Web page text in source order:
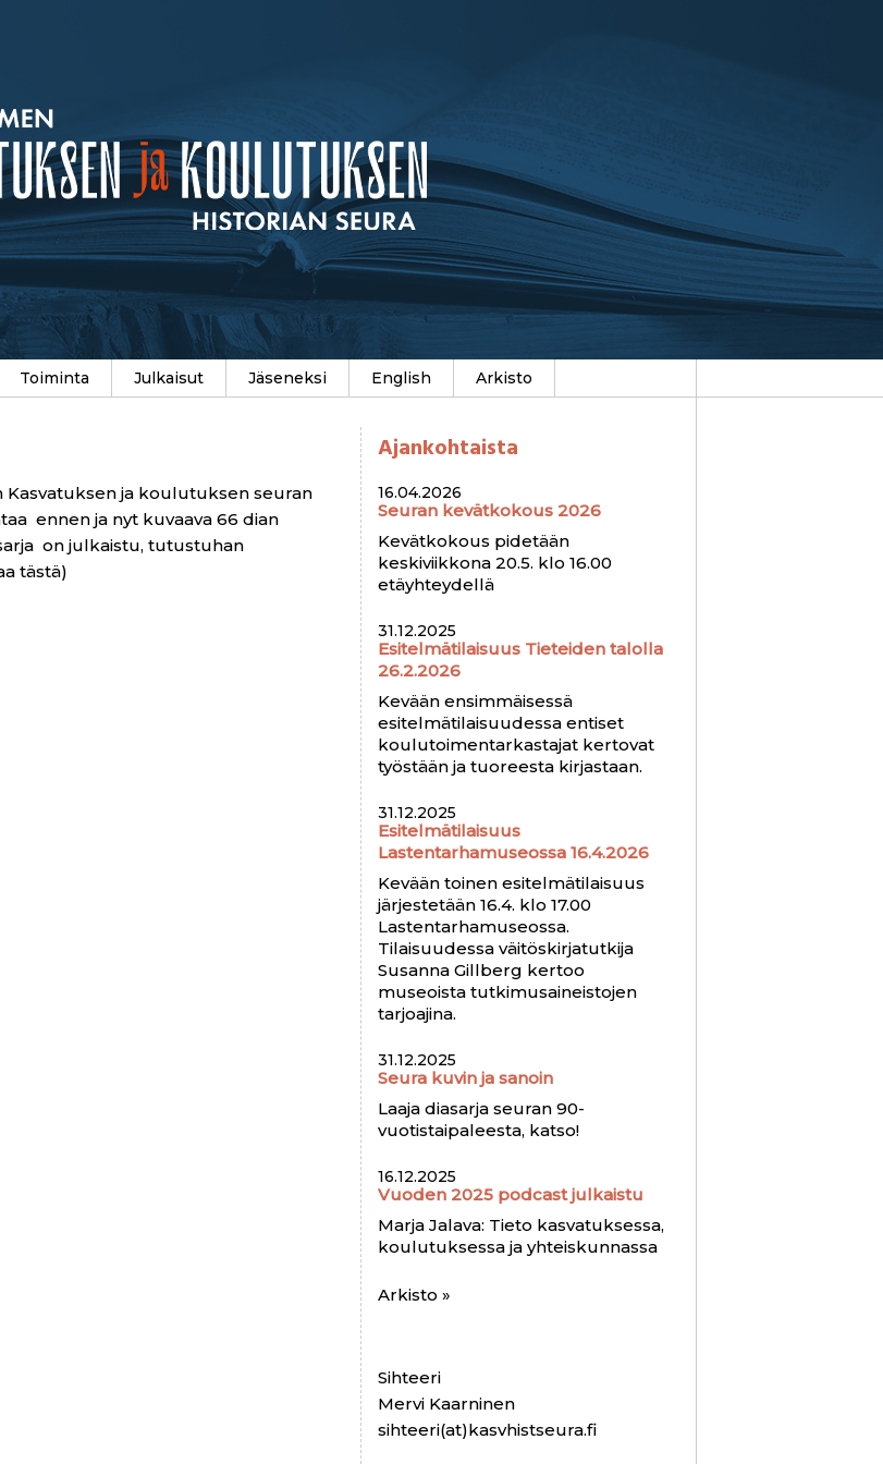
Toiminta Julkaisut Jäseneksi English Arkisto
Kasvatuksen ja koulutuksen seuran
ennen ja nyt kuvaava 66 dian
on julkaistu, tutustuhan
Ajankohtaista
16.04.2026
Seuran kevätkokous 2026
Kevätkokous pidetään
keskiviikkona 20.5. klo 16.00
etäyhteydellä
31.12.2025
Esitelmätilaisuus Tieteiden talolla
26.2.2026
Kevään ensimmäisessä
esitelmätilaisuudessa entiset
koulutoimentarkastajat kertovat
työstään ja tuoreesta kirjastaan.
31.12.2025
Esitelmätilaisuus
Lastentarhamuseossa 16.4.2026
Kevään toinen esitelmätilaisuus
järjestetään 16.4. klo 17.00
Lastentarhamuseossa.
Tilaisuudessa väitöskirjatutkija
Susanna Gillberg kertoo
museoista tutkimusaineistojen
tarjoajina.
31.12.2025
Seura kuvin ja sanoin
Laaja diasarja seuran 90-
vuotistaipaleesta, katso!
16.12.2025
Vuoden 2025 podcast julkaistu
Marja Jalava: Tieto kasvatuksessa,
koulutuksessa ja yhteiskunnassa
Arkisto »
Sihteeri
Mervi Kaarninen
sihteeri(at)kasvhistseura.fi